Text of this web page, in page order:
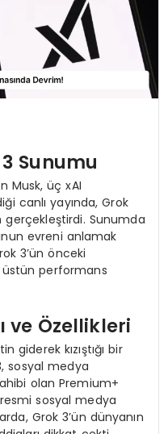
3 Sunumu
Musk, üç xAI
canlı yayında, Grok
gerçekleştirdi. Sunumda
evreni anlamak
3’ün önceki
üstün performans
ve Özellikleri
giderek kızıştığı bir
sosyal medya
olan Premium+
sosyal medya
Grok 3’ün dünyanın